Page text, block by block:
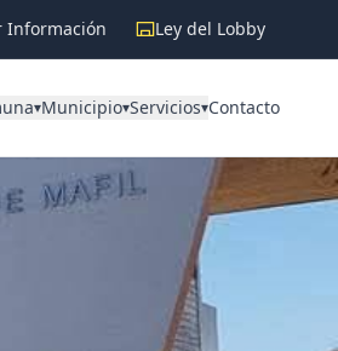
Información Ley del Lobby
▾Municipio▾Servicios▾Contacto